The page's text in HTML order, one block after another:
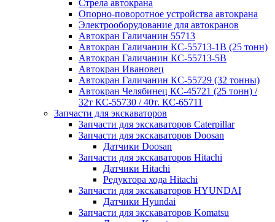
Стрела автокрана
Опорно-поворотное устройства автокрана
Электрооборудование для автокранов
Автокран Галичанин 55713
Автокран Галичанин КС-55713-1В (25 тонн)
Автокран Галичанин КС-55713-5В
Автокран Ивановец
Автокран Галичанин КС-55729 (32 тонны)
Автокран Челябинец КС-45721 (25 тонн) /
32т КС-55730 / 40т. КС-65711
Запчасти для экскаваторов
Запчасти для экскаваторов Caterpillar
Запчасти для экскаваторов Doosan
Датчики Doosan
Запчасти для экскаваторов Hitachi
Датчики Hitachi
Редуктора хода Hitachi
Запчасти для экскаваторов HYUNDAI
Датчики Hyundai
Запчасти для экскаваторов Komatsu